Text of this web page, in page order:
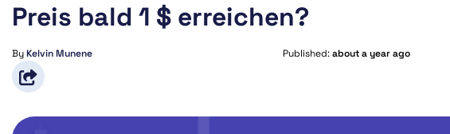
Preis bald 1 $ erreichen?
ByKelvin Munene Published:about a year ago